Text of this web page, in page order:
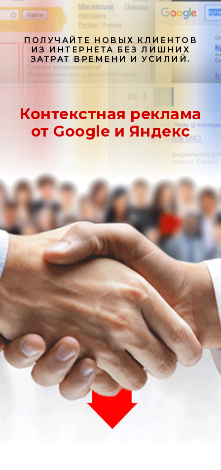
ПОЛУЧАЙТЕ НОВЫХ КЛИЕНТОВ
ИЗ ИНТЕРНЕТА БЕЗ ЛИШНИХ
ЗАТРАТ ВРЕМЕНИ И УСИЛИЙ.
Контекстная реклама
от Google и Яндекс